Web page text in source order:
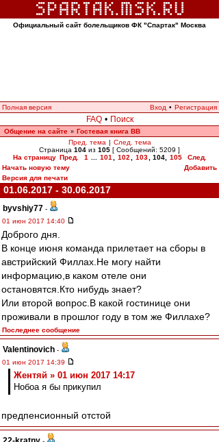
Официальный сайт болельщиков ФК "Спартак" Москва
Полная версия Вход • Регистрация
FAQ • Поиск
Общение на сайте » Гостевая книга ВВ
Пред. тема | След. тема
Страница 104 из 105 [ Сообщений: 5209 ]
На страницу Пред. 1 101 102 103 104, 105
След.
Начать новую тему
Добавить
Версия для печати
01.06.2017 - 30.06.2017
byvshiy77 -
01 июн 2017 14:40
Доброго дня.
В конце июня команда прилетает на сборы в
австрийский Филлах.Не могу найти
информацию,в каком отеле они
остановятся.Кто нибудь знает?
Или второй вопрос.В какой гостинице они
проживали в прошлог году в том же Филлахе?
Последнее сообщение
Valentinovich -
01 июн 2017 14:39
Жентяй » 01 июн 2017 14:17
Нобоа я бы прикупил
предпенсионный отстой